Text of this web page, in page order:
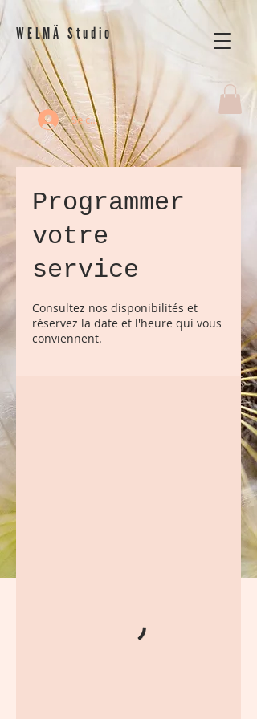
WELMÄ Studio
Se connecter
Programmer
votre
service
Consultez nos disponibilités et
réservez la date et l'heure qui vous
conviennent.